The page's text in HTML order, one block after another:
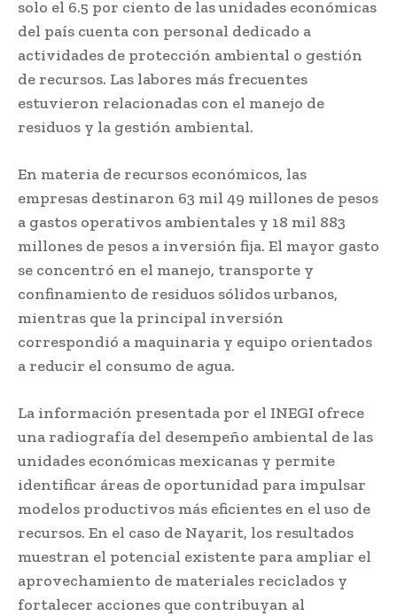
solo el 6.5 por ciento de las unidades económicas
del país cuenta con personal dedicado a
actividades de protección ambiental o gestión
de recursos. Las labores más frecuentes
estuvieron relacionadas con el manejo de
residuos y la gestión ambiental.
En materia de recursos económicos, las
empresas destinaron 63 mil 49 millones de pesos
a gastos operativos ambientales y 18 mil 883
millones de pesos a inversión fija. El mayor gasto
se concentró en el manejo, transporte y
confinamiento de residuos sólidos urbanos,
mientras que la principal inversión
correspondió a maquinaria y equipo orientados
a reducir el consumo de agua.
La información presentada por el INEGI ofrece
una radiografía del desempeño ambiental de las
unidades económicas mexicanas y permite
identificar áreas de oportunidad para impulsar
modelos productivos más eficientes en el uso de
recursos. En el caso de Nayarit, los resultados
muestran el potencial existente para ampliar el
aprovechamiento de materiales reciclados y
fortalecer acciones que contribuyan al